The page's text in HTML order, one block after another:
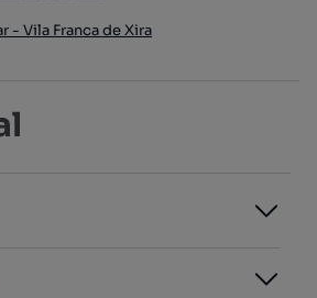
- Vila Franca de Xira